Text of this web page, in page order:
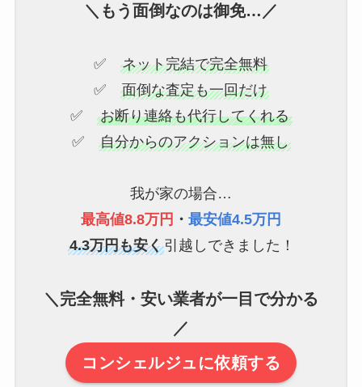
＼もう面倒なのは御免…／
✅ ネット完結で完全無料
✅ 面倒な査定も一回だけ
✅
お断り連絡も代行してくれる
✅ 自分からのアクションは無し
我が家の場合…
最高値8.8万円 ・ 最安値4.5万円
4.3万円も安く引越しできました！
＼完全無料・安い業者が一目で分かる
／
コンシェルジュに依頼する